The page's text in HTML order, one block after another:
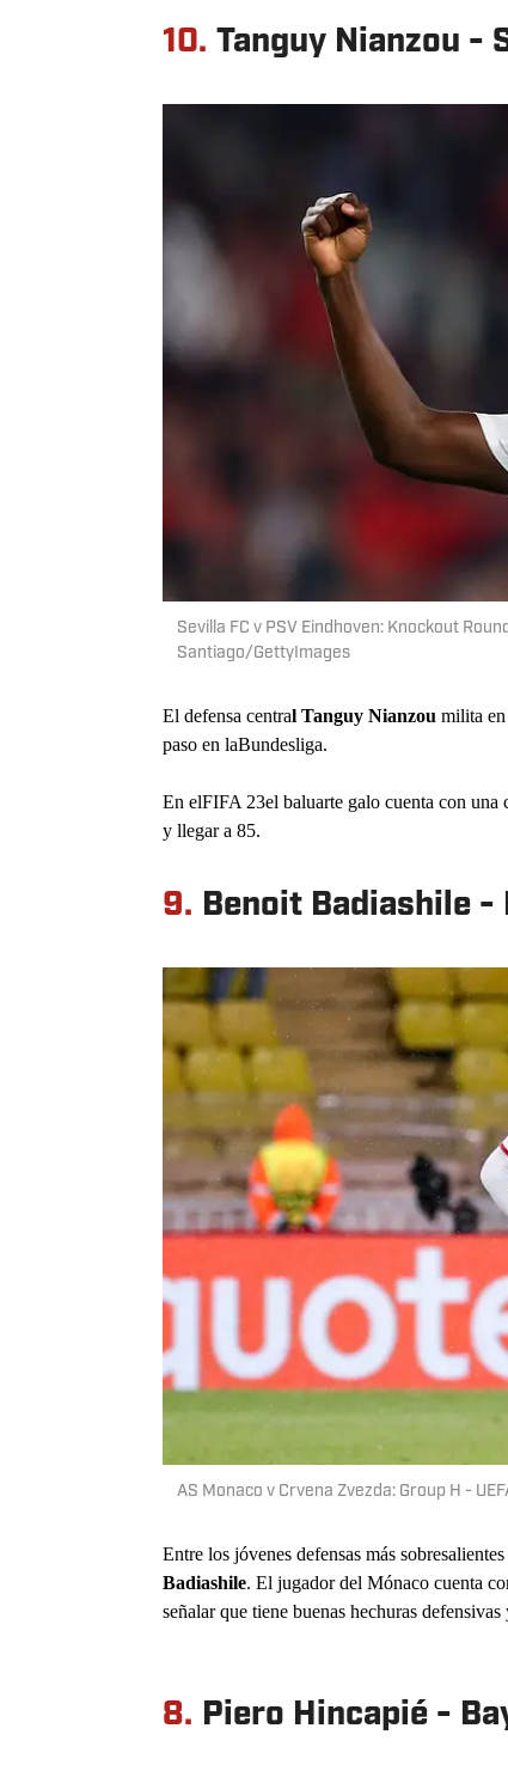
10. Tanguy Nianzou -
Sevilla FC v PSV Eindhoven: Knockout
Santiago/GettyImages
El defensa central Tanguy Nianzou milita
paso en laBundesliga.
En elFIFA 23el baluarte galo cuenta con
y llegar a 85.
9. Benoit Badiashile -
AS Monaco v Crvena Zvezda: Group H -
Entre los jóvenes defensas más
Badiashile. El jugador del Mónaco cuenta
señalar que tiene buenas hechuras
8. Piero Hincapié -